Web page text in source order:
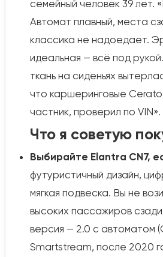
семейный человек 39 лет.
Автомат плавный, места
классика не надоедает.
идеальная — всё под
ткань на сиденьях
что каршеринговые
частник, проверил по VIN».
Что я советую
Выбирайте Elantra CN7,
футуристичный дизайн,
мягкая подвеска. Вы не
высоких пассажиров
версия — 2.0 с автоматом
Smartstream, после 2020